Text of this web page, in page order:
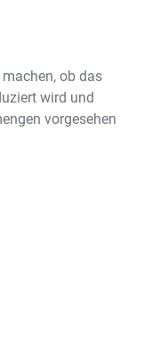
ob das
wird und
vorgesehen